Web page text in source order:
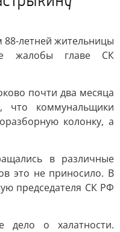
летней жительницы
жалобы главе СК
почти два месяца
коммунальщики
колонку, а
в различные
это не приносило. В
председателя СК РФ
дело о халатности.